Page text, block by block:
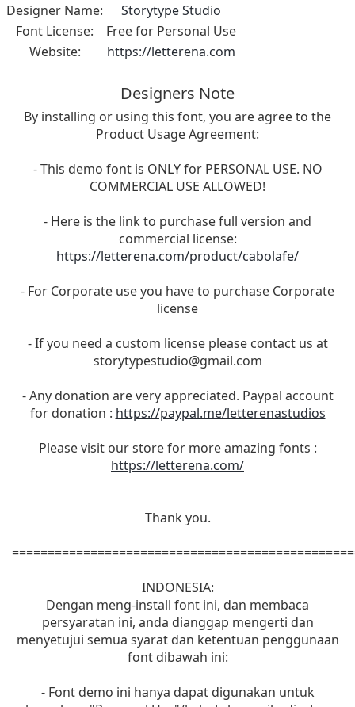
Designer Name:
Storytype Studio
Font License:
Free for Personal Use
Website:
https://letterena.com
Designers Note
By installing or using this font, you are agree to the
Product Usage Agreement:
- This demo font is ONLY for PERSONAL USE. NO
COMMERCIAL USE ALLOWED!
- Here is the link to purchase full version and
commercial license:
https://letterena.com/product/cabolafe/
- For Corporate use you have to purchase Corporate
license
- If you need a custom license please contact us at
storytypestudio@gmail.com
- Any donation are very appreciated. Paypal account
for donation : https://paypal.me/letterenastudios
Please visit our store for more amazing fonts :
https://letterena.com/
Thank you.
INDONESIA:
Dengan meng-install font ini, dan membaca
persyaratan ini, anda dianggap mengerti dan
menyetujui semua syarat dan ketentuan penggunaan
font dibawah ini:
- Font demo ini hanya dapat digunakan untuk